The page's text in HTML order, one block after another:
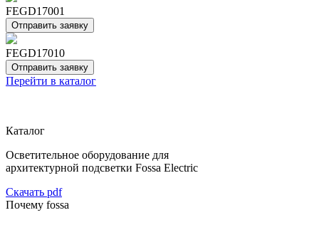
FEGD17001
Отправить заявку
FEGD17010
Отправить заявку
Перейти в каталог
Каталог
Осветительное оборудование для
архитектурной подсветки Fossa Electric
Скачать pdf
Почему fossa